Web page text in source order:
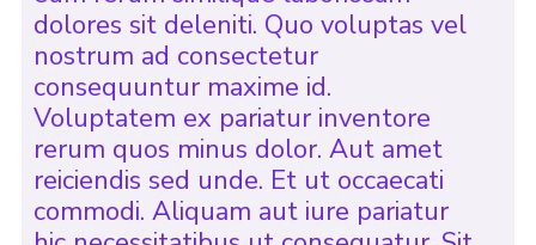
dolores sit deleniti. Quo voluptas vel
nostrum ad consectetur
consequuntur maxime id.
Voluptatem ex pariatur inventore
rerum quos minus dolor. Aut amet
reiciendis sed unde. Et ut occaecati
commodi. Aliquam aut iure pariatur